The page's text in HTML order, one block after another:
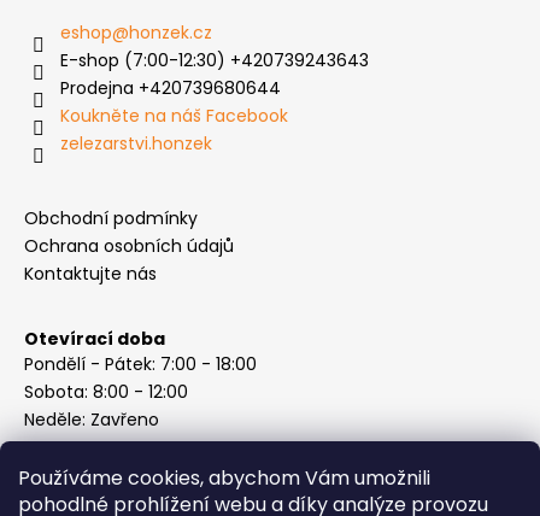
Používáme cookies, abychom Vám umožnili
pohodlné prohlížení webu a díky analýze provozu
eshop@honzek.cz
E-shop (7:00-12:30) +420739243643
Prodejna +420739680644
Koukněte na náš Facebook
zelezarstvi.honzek
Obchodní podmínky
Ochrana osobních údajů
Kontaktujte nás
Otevírací doba
Pondělí - Pátek: 7:00 - 18:00
Sobota: 8:00 - 12:00
Neděle: Zavřeno